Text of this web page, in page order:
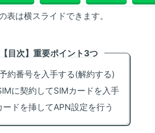
表は横スライドできます。
【目次】重要ポイント3つ
約番号を入手する(解約する)
に契約してSIMカードを入手
ードを挿してAPN設定を行う